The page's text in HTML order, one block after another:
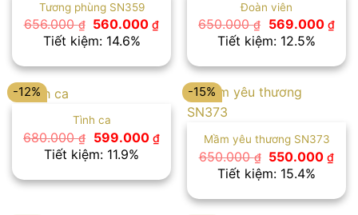
Tương phùng SN359
656.000₫
Giá
gốc
là:
560.000₫Giá
là:
560.000 ₫.
Tiết kiệm: 14.6%
Đoàn viên
650.000₫
Giá
gốc
là:
569.000 ₫Giá
hiện
là:
Tiết kiệm: 12.5%
-12%
Tình ca
680.000₫
Giá
gốc
là:
599.000 ₫Giá
hiện
là:
599.000 ₫.
Tiết kiệm: 11.9%
-15%
Mầm yêu thương SN373
650.000₫
Giá
gốc
là:
550.000₫Giá
là:
Tiết kiệm: 15.4%